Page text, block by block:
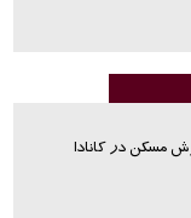
مسکن در کانادا